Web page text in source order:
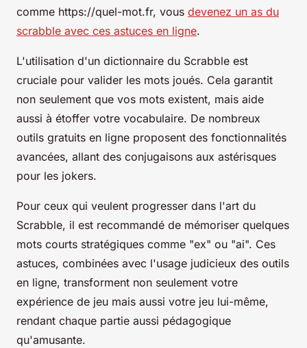
comme https://quel-mot.fr, vous devenez un as du
scrabble avec ces astuces en ligne.
L'utilisation d'un dictionnaire du Scrabble est
cruciale pour valider les mots joués. Cela garantit
non seulement que vos mots existent, mais aide
aussi à étoffer votre vocabulaire. De nombreux
outils gratuits en ligne proposent des fonctionnalités
avancées, allant des conjugaisons aux astérisques
pour les jokers.
Pour ceux qui veulent progresser dans l'art du
Scrabble, il est recommandé de mémoriser quelques
mots courts stratégiques comme "ex" ou "ai". Ces
astuces, combinées avec l'usage judicieux des outils
en ligne, transforment non seulement votre
expérience de jeu mais aussi votre jeu lui-même,
rendant chaque partie aussi pédagogique
qu'amusante.